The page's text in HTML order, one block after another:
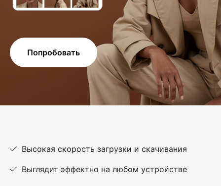
Попробовать
Высокая скорость загрузки и скачивания
Выглядит эффектно на любом устройстве